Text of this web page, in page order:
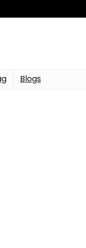
Blogs